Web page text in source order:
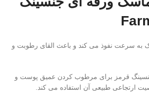
به سرعت نفوذ می کند و باعث القای رطوبت و
قرمز برای مرطوب کردن عمیق پوست و
ارتجاعی طبیعی آن استفاده می کند.